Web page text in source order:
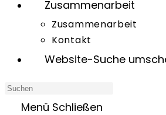
Zusammenarbeit
Zusammenarbeit
Kontakt
Website-Suche
Menü Schließen